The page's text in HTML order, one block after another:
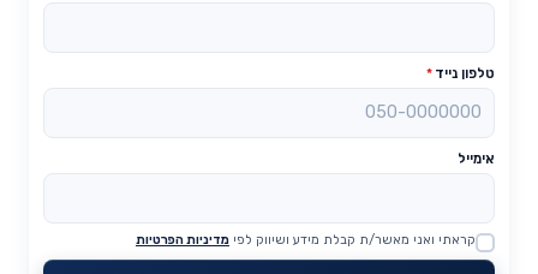
טלפון נייד *
אימייל
Website
קראתי ואני מאשר/ת קבלת מידע ושיווק לפי מדיניות הפרטיות